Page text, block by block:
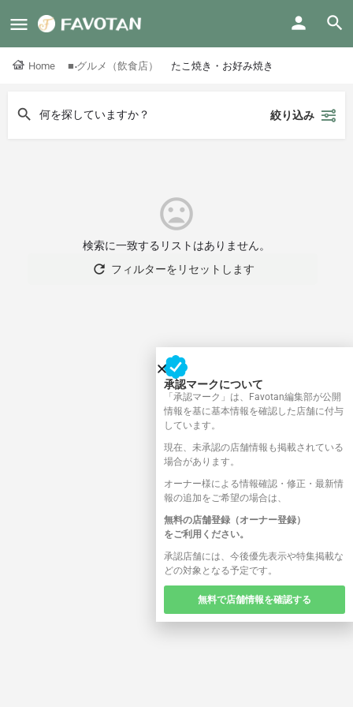
Home ■ グルメ（飲食店） たこ焼き・お好み焼き
絞り込み
検索に一致するリストはありません。
フィルターをリセットします
承認マークについて
「承認マーク」は、Favotan編集部が公開
情報を基に基本情報を確認した店舗に付与
しています。
現在、未承認の店舗情報も掲載されている
場合があります。
オーナー様による情報確認・修正・最新情
報の追加をご希望の場合は、
無料の店舗登録（オーナー登録）
をご利用ください。
承認店舗には、今後優先表示や特集掲載な
どの対象となる予定です。
無料で店舗情報を確認する